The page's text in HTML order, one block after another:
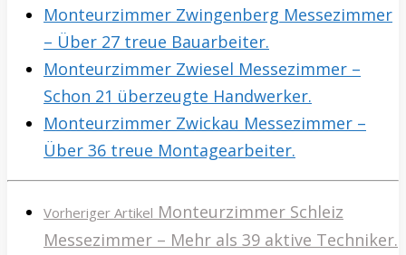
Monteurzimmer Zwingenberg Messezimmer
– Über 27 treue Bauarbeiter.
Monteurzimmer Zwiesel Messezimmer –
Schon 21 überzeugte Handwerker.
Monteurzimmer Zwickau Messezimmer –
Über 36 treue Montagearbeiter.
Vorheriger Artikel Monteurzimmer Schleiz
Messezimmer – Mehr als 39 aktive Techniker.